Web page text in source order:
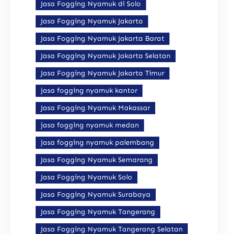
Jasa Fogging Nyamuk di Solo
Jasa Fogging Nyamuk Jakarta
Jasa Fogging Nyamuk Jakarta Barat
Jasa Fogging Nyamuk Jakarta Selatan
Jasa Fogging Nyamuk Jakarta Timur
jasa fogging nyamuk kantor
Jasa Fogging Nyamuk Makassar
jasa fogging nyamuk medan
jasa fogging nyamuk palembang
Jasa Fogging Nyamuk Semarang
Jasa Fogging Nyamuk Solo
Jasa Fogging Nyamuk Surabaya
Jasa Fogging Nyamuk Tangerang
Jasa Fogging Nyamuk Tangerang Selatan